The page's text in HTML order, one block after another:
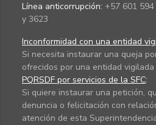
Línea anticorrupción: +57 601
y 3623
Inconformidad con una entidad
Si necesita instaurar una queja
ofrecidos por una entidad vigilada
PQRSDF por servicios de la SFC:
Si quiere instaurar una petición,
denuncia o felicitación con
atención de esta